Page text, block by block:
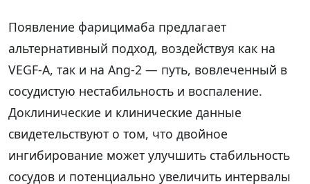
Появление фарицимаба предлагает
альтернативный подход, воздействуя как на
VEGF-A, так и на Ang-2 — путь, вовлеченный в
сосудистую нестабильность и воспаление.
Доклинические и клинические данные
свидетельствуют о том, что двойное
ингибирование может улучшить стабильность
сосудов и потенциально увеличить интервалы